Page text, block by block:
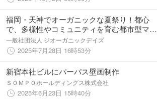
福岡・天神でオーガニックな夏祭り！都心
で、多様性やコミュニティを育む都市型マル
シェ「第2回 SOLマルシェ」8月27日より開催
一般社団法人 ジオーガニックデイズ
2025年7月28日 16時53分
新宿本社ビルにパーパス壁画制作
ＳＯＭＰＯホールディングス株式会社
2025年6月23日 15時40分